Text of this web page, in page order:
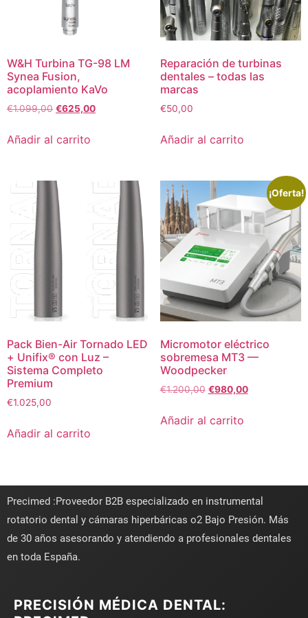
W&H Turbina TG-98 LM
Synea Fusion,
acoplamiento KaVo
€1.099,00 €625,00
Añadir al carrito
Reparación de turbinas
dentales – todas las
marcas
€50,00
Añadir al carrito
Pack Bien-Air Tornado LED
+ Unifix® con Luz –
Sistema Completo
Premium
€1.025,00
Añadir al carrito
¡Oferta!
Micromotor eléctrico
sobremesa MT3 —
Woodpecker
€1.200,00 €980,00
Añadir al carrito
Precimed :Proveedor B2B especializado en instrumental
rotatorio dental y cámaras hiperbáricas o2 Bajo Presión. Más
de 30 años asesorando y atendiendo a profesionales dentales
en toda España.
PRECISIÓN MÉDICA DENTAL: